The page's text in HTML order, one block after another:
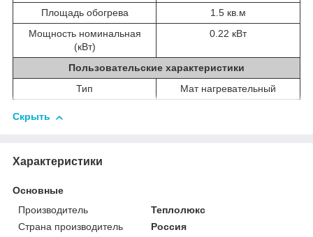
Площадь обогрева
1.5 кв.м
Мощность номинальная
(кВт)
0.22 кВт
Пользовательские характеристики
Тип
Мат нагревательный
Скрыть
Характеристики
Основные
Производитель
Теплолюкс
Страна производитель
Россия